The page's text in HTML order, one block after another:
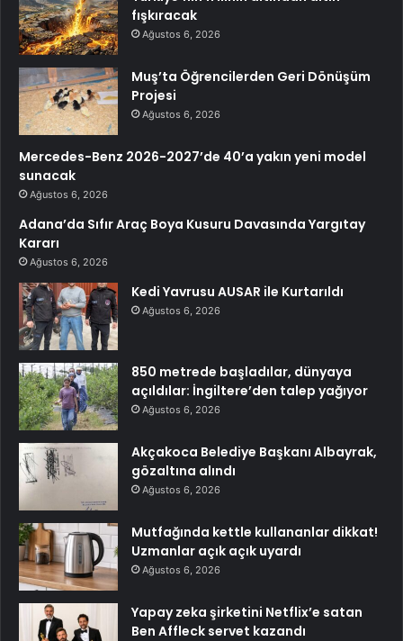
fışkıracak
Ağustos 6, 2026
Muş’ta Öğrencilerden Geri Dönüşüm
Projesi
Ağustos 6, 2026
Mercedes-Benz 2026-2027’de 40’a yakın yeni model
sunacak
Ağustos 6, 2026
Adana’da Sıfır Araç Boya Kusuru Davasında Yargıtay
Kararı
Ağustos 6, 2026
Kedi Yavrusu AUSAR ile Kurtarıldı
Ağustos 6, 2026
850 metrede başladılar, dünyaya
açıldılar: İngiltere’den talep yağıyor
Ağustos 6, 2026
Akçakoca Belediye Başkanı Albayrak,
gözaltına alındı
Ağustos 6, 2026
Mutfağında kettle kullananlar dikkat!
Uzmanlar açık açık uyardı
Ağustos 6, 2026
Yapay zeka şirketini Netflix’e satan
Ben Affleck servet kazandı